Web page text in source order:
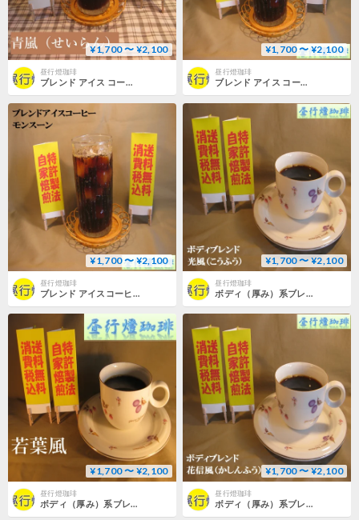
¥1,700 〜 ¥2,100
昼行燈珈琲
ブレンド アイス コーヒー 【青嵐(せいらん)】
¥1,700 〜 ¥2,100
昼行燈珈琲
ブレンド アイス コーヒー 【薫風（くんぷう）】
¥1,700 〜 ¥2,100
昼行燈珈琲
¥1,700 〜 ¥2,100
昼行燈珈琲
¥1,700 〜 ¥2,100
昼行燈珈琲
ボディ（厚み）系ブレンド【若葉風（わかばかぜ）】
¥1,700 〜 ¥2,100
昼行燈珈琲
ボディ（厚み）系ブレンド【花信風（かしんふう）】